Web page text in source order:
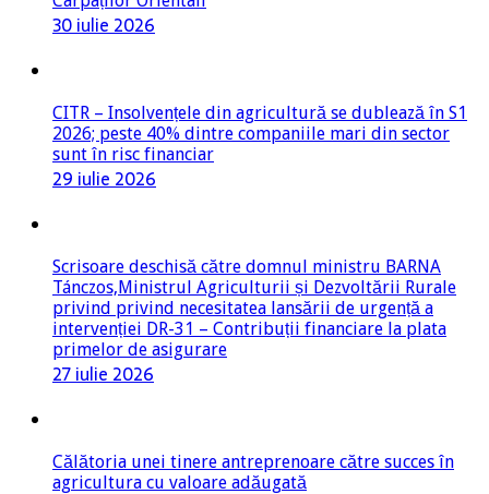
sunt în risc financiar
29 iulie 2026
privind privind necesitatea lansării de urgență a
intervenției DR-31 – Contribuții financiare la plata
primelor de asigurare
27 iulie 2026
27 iulie 2026